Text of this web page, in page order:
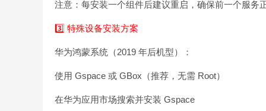
注意：每安装一个组件后建议重启，确保前一个服务
3️⃣ 特殊设备安装方案
华为鸿蒙系统（2019 年后机型）：
使用 Gspace 或 GBox（推荐，无需 Root）
在华为应用市场搜索并安装 Gspace